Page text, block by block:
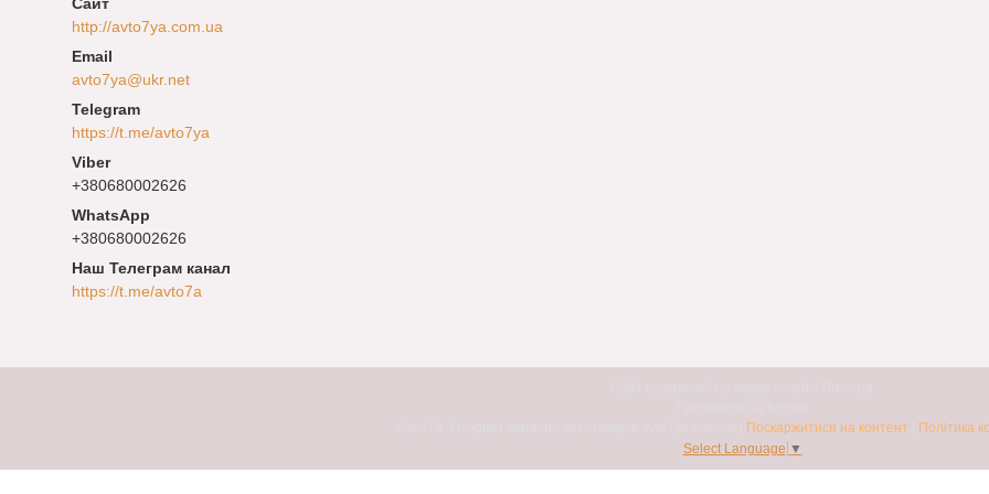
http://avto7ya.com.ua
avto7ya@ukr.net
https://t.me/avto7ya
+380680002626
+380680002626
Наш Телеграм канал
https://t.me/avto7a
Поскаржитися на контент
Політика
Select Language ▼